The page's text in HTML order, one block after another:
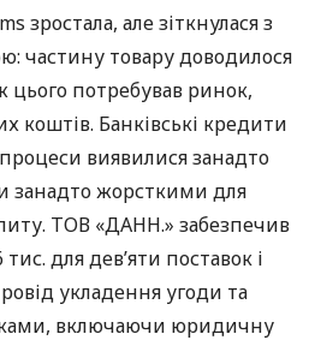
зростала, але зіткнулася з
частину товару доводилося
цього потребував ринок,
коштів. Банківські кредити
виявилися занадто
занадто жорсткими для
ТОВ «ДАНН.» забезпечив
для дев’яти поставок і
укладення угоди та
включаючи юридичну